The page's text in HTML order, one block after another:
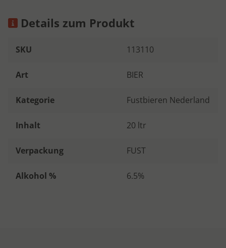
Details zum Produkt
SKU 113110
Art BIER
Kategorie Fustbieren Nederland
Inhalt 20 ltr
Verpackung FUST
Alkohol % 6.5%